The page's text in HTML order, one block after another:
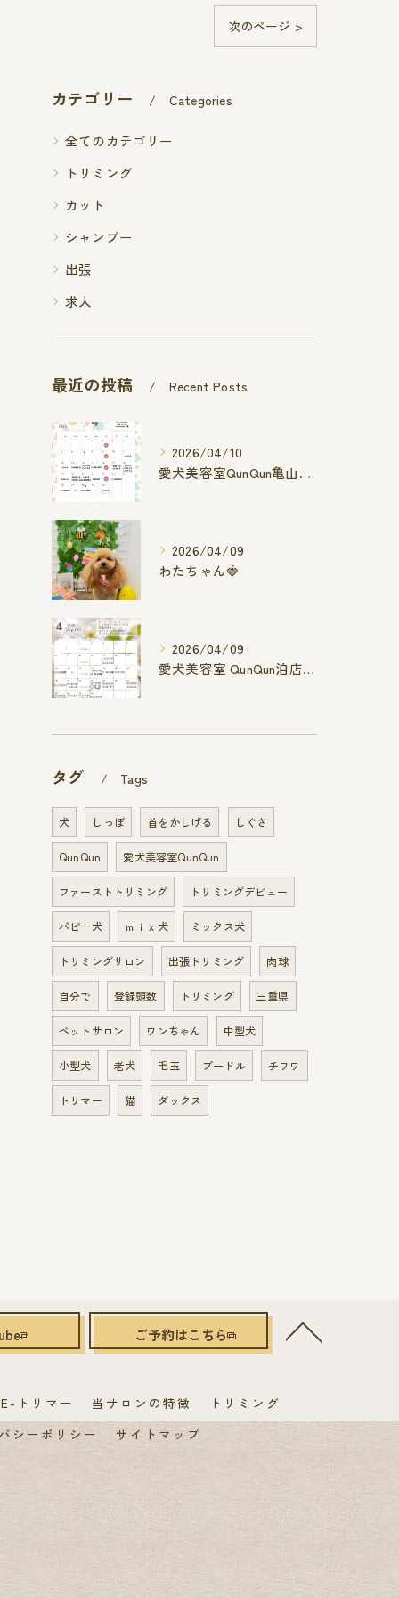
次のページ >
カテゴリー Categories
全てのカテゴリー
トリミング
カット
シャンプー
出張
求人
最近の投稿 Recent Posts
2026/04/10
愛犬美容室QunQun亀山エコー店
2026/04/09
わたちゃん🍓
2026/04/09
愛犬美容室 QunQun泊店 4月空き状況です
タグ Tags
犬 しっぽ 首をかしげる しぐさ
QunQun 愛犬美容室QunQun
ファーストトリミング トリミングデビュー
パピー犬 ｍｉｘ犬 ミックス犬
トリミングサロン 出張トリミング 肉球
自分で 登録頭数 トリミング 三重県
ペットサロン ワンちゃん 中型犬
小型犬 老犬 毛玉 プードル チワワ
トリマー 猫 ダックス
ご予約はこちら
E-トリマー 当サロンの特徴
トリミング
シーポリシー サイトマップ